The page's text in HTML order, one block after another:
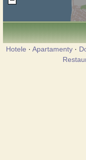
Hotele · Apartamenty ·